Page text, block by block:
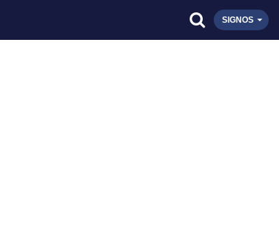
SIGNOS